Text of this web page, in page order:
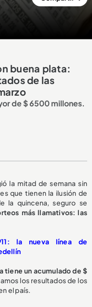
buena plata:
de las
de $ 6500 millones.
la mitad de semana sin
que tienen la ilusión de
la quincena, seguro se
más llamativos: las
la nueva línea de
tiene un acumulado de $
los resultados de los
el país.